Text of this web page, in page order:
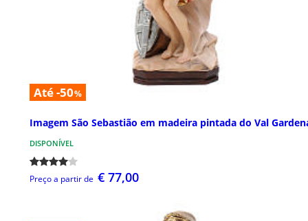
Até -50%
Imagem São Sebastião em madeira pintada do Val
DISPONÍVEL
Preço a partir de € 77,00